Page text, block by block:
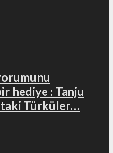
hediye : Tanju
Türküler…